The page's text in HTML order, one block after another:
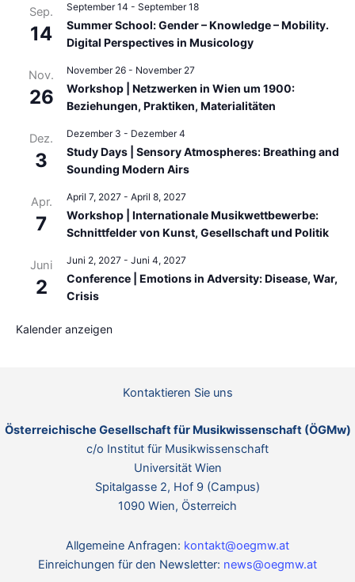
Sep.
14
September 14 - September 18
Summer School: Gender – Knowledge – Mobility.
Digital Perspectives in Musicology
Nov.
26
November 26 - November 27
Workshop | Netzwerken in Wien um 1900:
Beziehungen, Praktiken, Materialitäten
Dez.
3
Dezember 3 - Dezember 4
Study Days | Sensory Atmospheres: Breathing and
Sounding Modern Airs
Apr.
7
April 7, 2027 - April 8, 2027
Workshop | Internationale Musikwettbewerbe:
Schnittfelder von Kunst, Gesellschaft und Politik
Juni
2
Juni 2, 2027 - Juni 4, 2027
Conference | Emotions in Adversity: Disease, War,
Crisis
Kalender anzeigen
Kontaktieren Sie uns
Österreichische Gesellschaft für Musikwissenschaft (ÖGMw)
c/o Institut für Musikwissenschaft
Universität Wien
Spitalgasse 2, Hof 9 (Campus)
1090 Wien, Österreich
Allgemeine Anfragen: kontakt@oegmw.at
Einreichungen für den Newsletter: news@oegmw.at